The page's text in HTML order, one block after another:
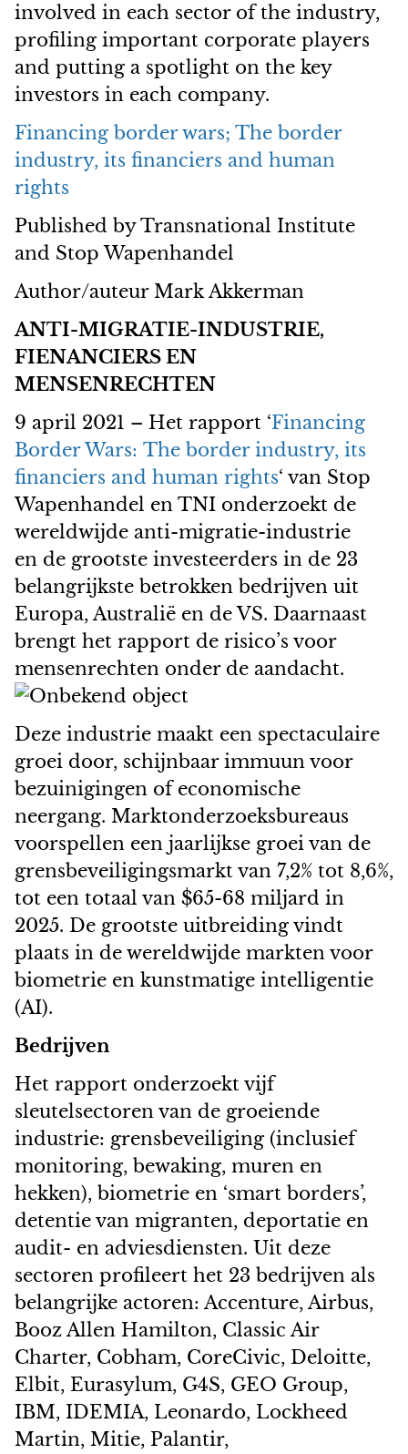
involved in each sector of the industry,
profiling important corporate players
and putting a spotlight on the key
investors in each company.
Financing border wars; The border
industry, its financiers and human
rights
Published by Transnational Institute
and Stop Wapenhandel
Author/auteur Mark Akkerman
ANTI-MIGRATIE-INDUSTRIE,
FIENANCIERS EN
MENSENRECHTEN
9 april 2021 – Het rapport ‘Financing
Border Wars: The border industry, its
financiers and human rights‘ van Stop
Wapenhandel en TNI onderzoekt de
wereldwijde anti-migratie-industrie
en de grootste investeerders in de 23
belangrijkste betrokken bedrijven uit
Europa, Australië en de VS. Daarnaast
brengt het rapport de risico’s voor
mensenrechten onder de aandacht.
Deze industrie maakt een spectaculaire
groei door, schijnbaar immuun voor
bezuinigingen of economische
neergang. Marktonderzoeksbureaus
voorspellen een jaarlijkse groei van de
grensbeveiligingsmarkt van 7,2% tot 8,6%,
tot een totaal van $65-68 miljard in
2025. De grootste uitbreiding vindt
plaats in de wereldwijde markten voor
biometrie en kunstmatige intelligentie
(AI).
Bedrijven
Het rapport onderzoekt vijf
sleutelsectoren van de groeiende
industrie: grensbeveiliging (inclusief
monitoring, bewaking, muren en
hekken), biometrie en ‘smart borders’,
detentie van migranten, deportatie en
audit- en adviesdiensten. Uit deze
sectoren profileert het 23 bedrijven als
belangrijke actoren: Accenture, Airbus,
Booz Allen Hamilton, Classic Air
Charter, Cobham, CoreCivic, Deloitte,
Elbit, Eurasylum, G4S, GEO Group,
IBM, IDEMIA, Leonardo, Lockheed
Martin, Mitie, Palantir,